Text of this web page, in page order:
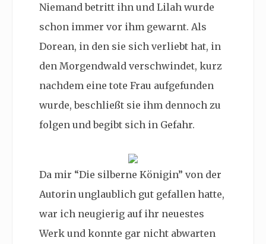
Niemand betritt ihn und Lilah wurde
schon immer vor ihm gewarnt. Als
Dorean, in den sie sich verliebt hat, in
den Morgendwald verschwindet, kurz
nachdem eine tote Frau aufgefunden
wurde, beschließt sie ihm dennoch zu
folgen und begibt sich in Gefahr.
Da mir “Die silberne Königin” von der
Autorin unglaublich gut gefallen hatte,
war ich neugierig auf ihr neuestes
Werk und konnte gar nicht abwarten